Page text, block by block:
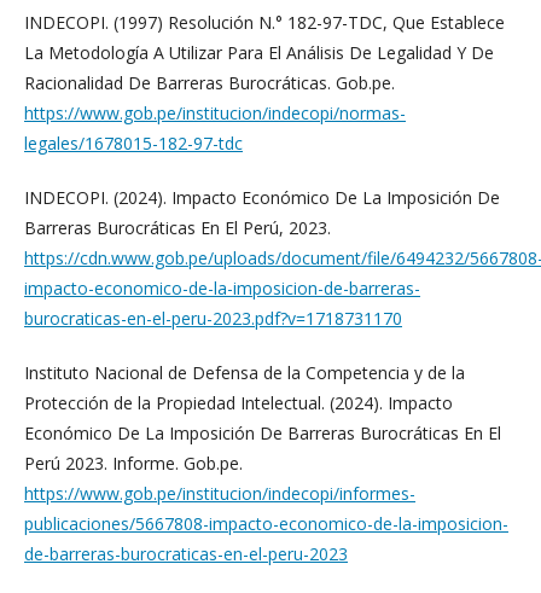
INDECOPI. (1997) Resolución N.° 182-97-TDC, Que Establece
La Metodología A Utilizar Para El Análisis De Legalidad Y De
Racionalidad De Barreras Burocráticas. Gob.pe.
https://www.gob.pe/institucion/indecopi/normas-
legales/1678015-182-97-tdc
INDECOPI. (2024). Impacto Económico De La Imposición De
Barreras Burocráticas En El Perú, 2023.
https://cdn.www.gob.pe/uploads/document/file/6494232/
impacto-economico-de-la-imposicion-de-barreras-
burocraticas-en-el-peru-2023.pdf?v=1718731170
Instituto Nacional de Defensa de la Competencia y de la
Protección de la Propiedad Intelectual. (2024). Impacto
Económico De La Imposición De Barreras Burocráticas En El
Perú 2023. Informe. Gob.pe.
https://www.gob.pe/institucion/indecopi/informes-
publicaciones/5667808-impacto-economico-de-la-imposicion-
de-barreras-burocraticas-en-el-peru-2023